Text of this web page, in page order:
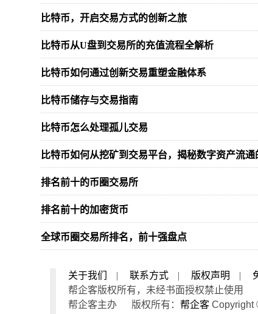
比特币，开启交易方式的创新之旅
比特币从U盘到交易所的充值流程全解析
比特币如何通过创新交易重塑金融体系
比特币储存与交易指南
比特币怎么处理孤儿交易
比特币如何从挖矿到交易平台，揭秘数字资产流通
排名前十的币圈交易所
排名前十的加密货币
全球币圈交易所排名，前十强盘点
关于我们 | 联系方式 | 版权声明 |
帮企客版权所有，未经书面授权禁止使用
帮企客主办 版权所有： 帮企客 Copyright